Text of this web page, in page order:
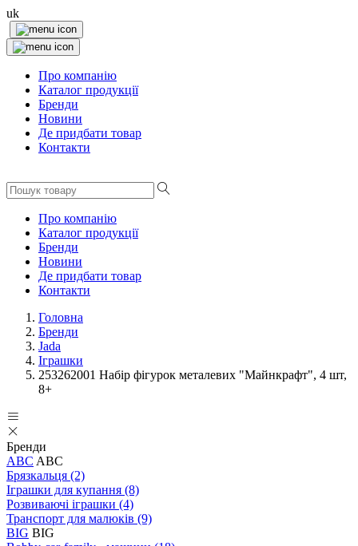
uk
Про компанію
Каталог продукції
Бренди
Новини
Де придбати товар
Контакти
Про компанію
Каталог продукції
Бренди
Новини
Де придбати товар
Контакти
Головна
Бренди
Jada
Іграшки
253262001 Набір фігурок металевих "Майнкрафт", 4 шт,
8+
Бренди
ABC ABC
Брязкальця (2)
Іграшки для купання (8)
Розвиваючі іграшки (4)
Транспорт для малюків (9)
BIG BIG